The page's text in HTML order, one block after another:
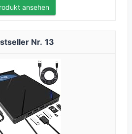
ansehen
13